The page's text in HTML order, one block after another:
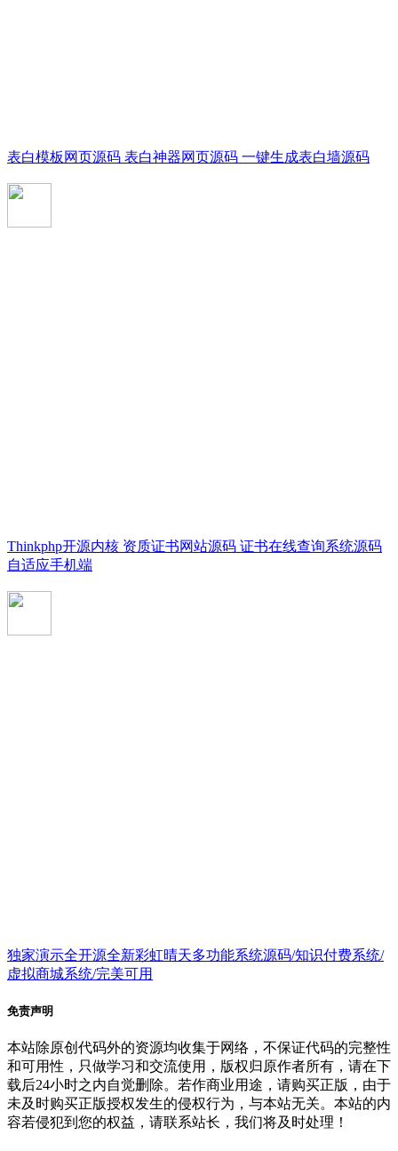
表白模板网页源码 表白神器网页源码 一键生成表白墙源码
Thinkphp开源内核 资质证书网站源码 证书在线查询系统源码
自适应手机端
独家演示全开源全新彩虹晴天多功能系统源码/知识付费系统/
虚拟商城系统/完美可用
免责声明
本站除原创代码外的资源均收集于网络，不保证代码的完整性
和可用性，只做学习和交流使用，版权归原作者所有，请在下
载后24小时之内自觉删除。若作商业用途，请购买正版，由于
未及时购买正版授权发生的侵权行为，与本站无关。本站的内
容若侵犯到您的权益，请联系站长，我们将及时处理！